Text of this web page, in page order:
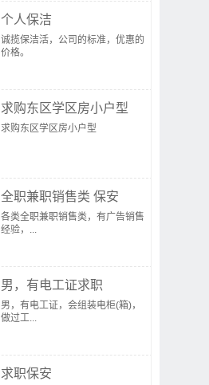
个人保洁
诚揽保洁活，公司的标准，优惠的
价格。
求购东区学区房小户型
求购东区学区房小户型
全职兼职销售类 保安
各类全职兼职销售类，有广告销售
经验，...
男，有电工证求职
男，有电工证，会组装电柜(箱)，
做过工...
求职保安